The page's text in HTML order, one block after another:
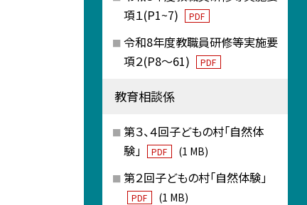
項１(P1~7)
PDF
令和8年度教職員研修等実施要
項２(P8～61)
PDF
教育相談係
第３、４回子どもの村「自然体
験」
PDF (1 MB)
第２回子どもの村「自然体験」
PDF (1 MB)